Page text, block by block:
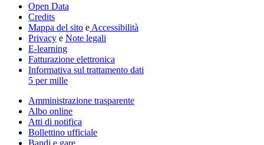
Open Data
Credits
Mappa del sito e Accessibilità
Privacy e Note legali
E-learning
Fatturazione elettronica
Informativa sul trattamento dati
5 per mille
Amministrazione trasparente
Albo online
Atti di notifica
Bollettino ufficiale
Bandi e gare